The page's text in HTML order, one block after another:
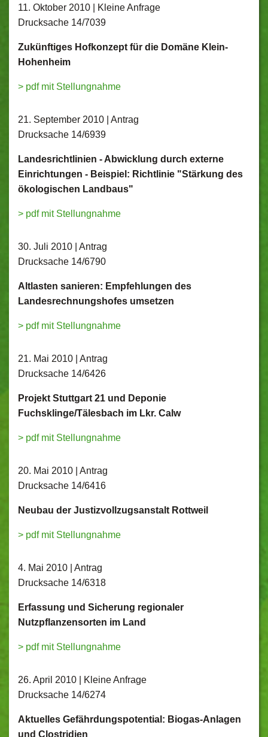
11. Oktober 2010 | Kleine Anfrage
Drucksache 14/7039
Zukünftiges Hofkonzept für die Domäne Klein-
Hohenheim
> pdf mit Stellungnahme
21. September 2010 | Antrag
Drucksache 14/6939
Landesrichtlinien - Abwicklung durch externe
Einrichtungen - Beispiel: Richtlinie "Stärkung des
ökologischen Landbaus"
> pdf mit Stellungnahme
30. Juli 2010 | Antrag
Drucksache 14/6790
Altlasten sanieren: Empfehlungen des
Landesrechnungshofes umsetzen
> pdf mit Stellungnahme
21. Mai 2010 | Antrag
Drucksache 14/6426
Projekt Stuttgart 21 und Deponie
Fuchsklinge/Tälesbach im Lkr. Calw
> pdf mit Stellungnahme
20. Mai 2010 | Antrag
Drucksache 14/6416
Neubau der Justizvollzugsanstalt Rottweil
> pdf mit Stellungnahme
4. Mai 2010 | Antrag
Drucksache 14/6318
Erfassung und Sicherung regionaler
Nutzpflanzensorten im Land
> pdf mit Stellungnahme
26. April 2010 | Kleine Anfrage
Drucksache 14/6274
Aktuelles Gefährdungspotential: Biogas-Anlagen
und Clostridien